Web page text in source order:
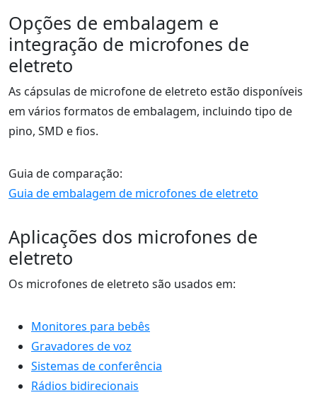
Opções de embalagem e
integração de microfones de
eletreto
As cápsulas de microfone de eletreto estão disponíveis
em vários formatos de embalagem, incluindo tipo de
pino, SMD e fios.
Guia de comparação:
Guia de embalagem de microfones de eletreto
Aplicações dos microfones de
eletreto
Os microfones de eletreto são usados em:
Monitores para bebês
Gravadores de voz
Sistemas de conferência
Rádios bidirecionais